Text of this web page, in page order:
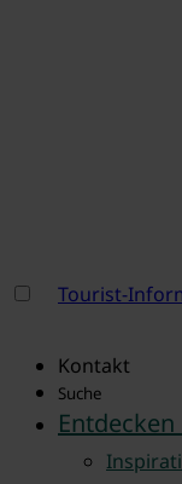
Tourist-
Kontakt
Suche